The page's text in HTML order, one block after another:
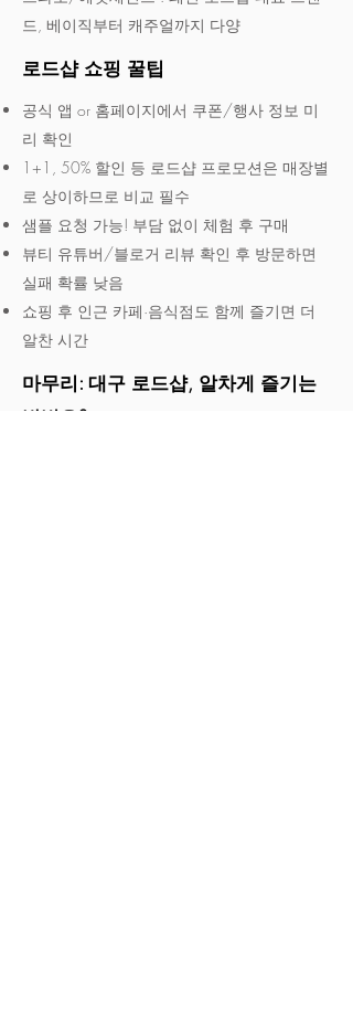
드, 베이직부터 캐주얼까지 다양
로드샵 쇼핑 꿀팁
공식 앱 or 홈페이지에서 쿠폰/행사 정보 미
리 확인
1+1, 50% 할인 등 로드샵 프로모션은 매장별
로 상이하므로 비교 필수
샘플 요청 가능! 부담 없이 체험 후 구매
뷰티 유튜버/블로거 리뷰 확인 후 방문하면
실패 확률 낮음
쇼핑 후 인근 카페·음식점도 함께 즐기면 더
알찬 시간
마무리: 대구 로드샵, 알차게 즐기는
방법은?